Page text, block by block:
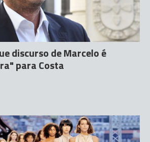
discurso de Marcelo é
para Costa